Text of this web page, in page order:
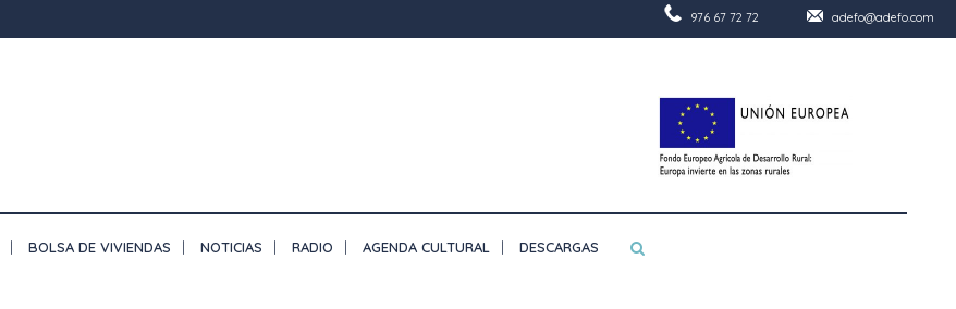
976 67 72 72 adefo@adefo.com
BOLSA DE VIVIENDAS NOTICIAS RADIO AGENDA CULTURAL DESCARGAS